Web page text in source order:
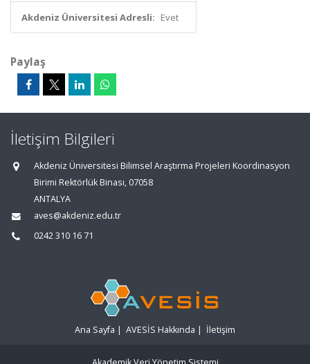
Akdeniz Üniversitesi Adresli: Evet
Paylaş
İletişim Bilgileri
Akdeniz Üniversitesi Bilimsel Araştırma Projeleri Koordinasyon
Birimi Rektörlük Binası, 07058
ANTALYA
aves@akdeniz.edu.tr
0242 310 16 71
Ana Sayfa | AVESİS Hakkında | İletişim